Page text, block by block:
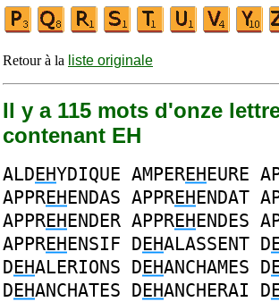
Retour à la liste originale
Il y a 115 mots d'onze
contenant EH
ALDEHYDIQUE AMPEREHEURE
APPREHENDAS APPREHENDAT
APPREHENDER APPREHENDES
APPREHENSIF DEHALASSENT D
DEHALERIONS DEHANCHAMES D
DEHANCHATES DEHANCHERAI D